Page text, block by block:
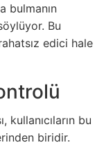
bulmanın
Bu
edici hale
bu
biridir.